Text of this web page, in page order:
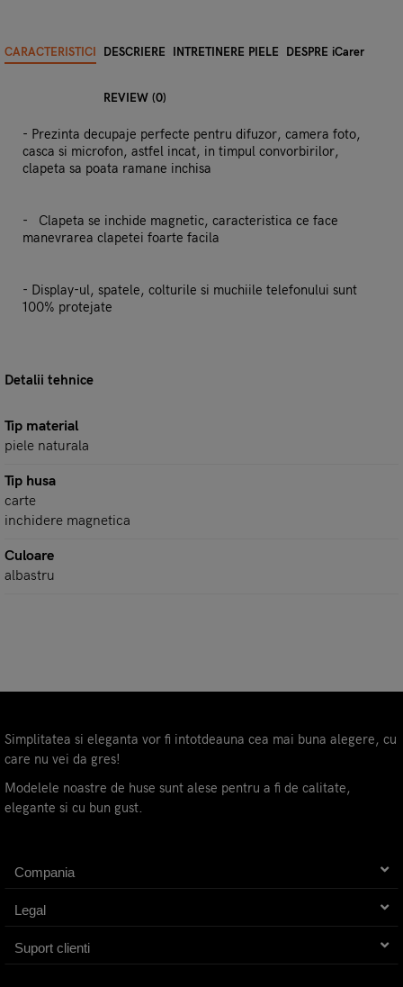
CARACTERISTICI DESCRIERE INTRETINERE PIELE DESPRE iCarer
REVIEW (0)
- Prezinta decupaje perfecte pentru difuzor, camera foto,
casca si microfon, astfel incat, in timpul convorbirilor,
clapeta sa poata ramane inchisa
- Clapeta se inchide magnetic, caracteristica ce face
manevrarea clapetei foarte facila
- Display-ul, spatele, colturile si muchiile telefonului sunt
100% protejate
Detalii tehnice
Tip material
piele naturala
Tip husa
carte
inchidere magnetica
Culoare
albastru
Simplitatea si eleganta vor fi intotdeauna cea mai buna alegere, cu
care nu vei da gres!
Modelele noastre de huse sunt alese pentru a fi de calitate,
elegante si cu bun gust.
Compania
Legal
Suport clienti